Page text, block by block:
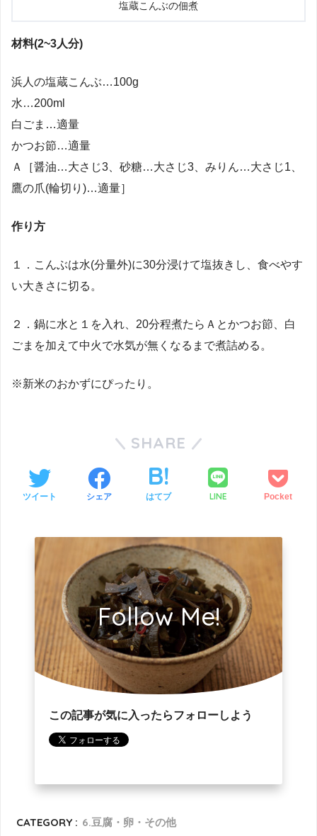
塩蔵こんぶの佃煮
材料(2~3人分)
浜人の塩蔵こんぶ…100g
水…200ml
白ごま…適量
かつお節…適量
Ａ［醤油…大さじ3、砂糖…大さじ3、みりん…大さじ1、
鷹の爪(輪切り)…適量］
作り方
１．こんぶは水(分量外)に30分浸けて塩抜きし、食べやす
い大きさに切る。
２．鍋に水と１を入れ、20分程煮たらＡとかつお節、白
ごまを加えて中火で水気が無くなるまで煮詰める。
※新米のおかずにぴったり。
SHARE
ツイート シェア はてブ LINE Pocket
Follow Me!
この記事が気に入ったらフォローしよう
CATEGORY : 6.豆腐・卵・その他